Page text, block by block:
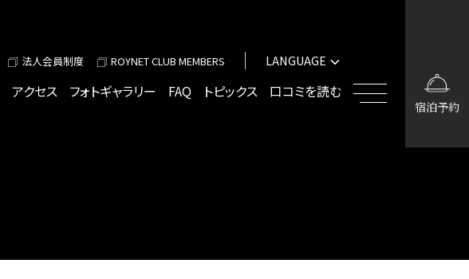
法人会員制度 ROYNET CLUB MEMBERS
LANGUAGE
English
アクセス フォトギャラリー FAQ トピックス 口コミを読む
한국어
宿泊予約